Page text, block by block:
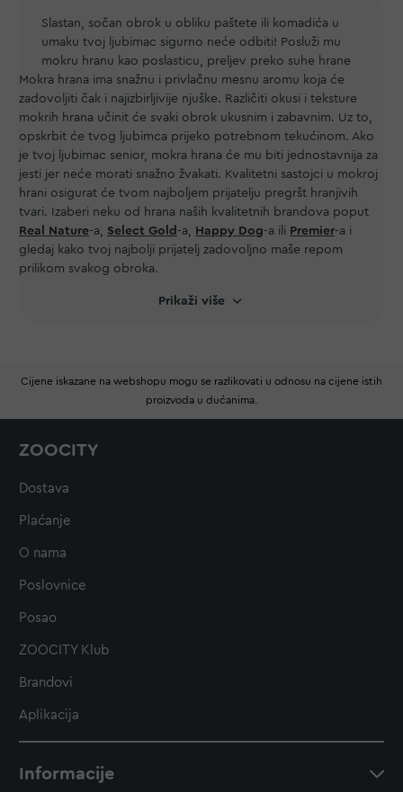
Slastan, sočan obrok u obliku paštete ili komadića u
umaku tvoj ljubimac sigurno neće odbiti! Posluži mu
mokru hranu kao poslasticu, preljev preko suhe hrane
ili kao samostalni obrok. Koju god opciju odabereš,
tvoj najbolji prijatelj će uživati u mnoštvu okusa i
tekstura koje možeš pronaći na ovim stanicama.
Mokra hrana ima snažnu i privlačnu mesnu aromu koja će
zadovoljiti čak i najizbirljivije njuške. Različiti okusi i teksture
mokrih hrana učinit će svaki obrok ukusnim i zabavnim. Uz to,
opskrbit će tvog ljubimca prijeko potrebnom tekućinom. Ako
je tvoj ljubimac senior, mokra hrana će mu biti jednostavnija za
jesti jer neće morati snažno žvakati. Kvalitetni sastojci u mokroj
hrani osigurat će tvom najboljem prijatelju pregršt hranjivih
tvari. Izaberi neku od hrana naših kvalitetnih brandova poput
Real Nature-a, Select Gold -a, Happy Dog-a ili Premier-a i
gledaj kako tvoj najbolji prijatelj zadovoljno maše repom
prilikom svakog obroka.
Prikaži više
Cijene iskazane na webshopu mogu se razlikovati u odnosu na cijene istih
proizvoda u dućanima.
ZOOCITY
Dostava
Plaćanje
O nama
Poslovnice
Posao
ZOOCITY Klub
Brandovi
Aplikacija
Informacije